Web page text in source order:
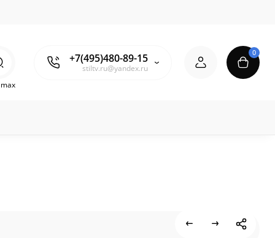
+7(495)480-89-15
stiltv.ru@yandex.ru
0